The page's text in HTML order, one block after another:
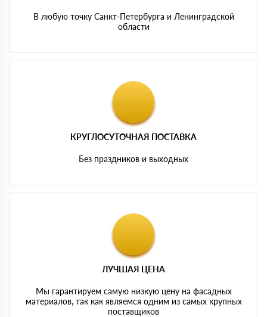
В любую точку Санкт-Петербурга и Ленинградской
области
КРУГЛОСУТОЧНАЯ ПОСТАВКА
Без праздников и выходных
ЛУЧШАЯ ЦЕНА
Мы гарантируем самую низкую цену на фасадных
материалов, так как являемся одним из самых крупных
поставщиков